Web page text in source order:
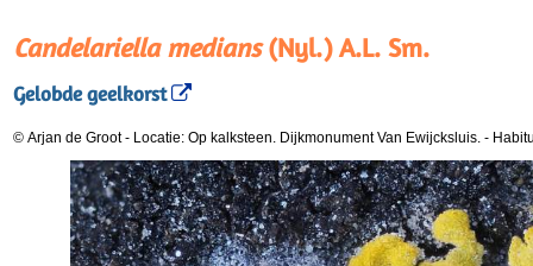
Candelariella medians(Nyl.) A.L. Sm.
Gelobde geelkorst
© Arjan de Groot- Locatie: Op kalksteen. Dijkmonument Van Ewijcksluis. -